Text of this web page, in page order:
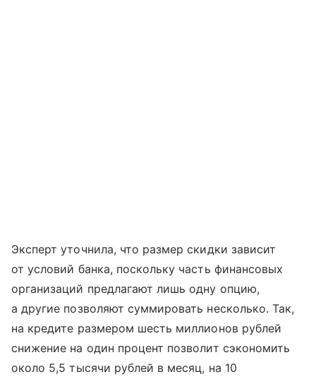
Эксперт уточнила, что размер скидки зависит
от условий банка, поскольку часть финансовых
организаций предлагают лишь одну опцию,
а другие позволяют суммировать несколько. Так,
на кредите размером шесть миллионов рублей
снижение на один процент позволит сэкономить
около 5,5 тысячи рублей в месяц, на 10